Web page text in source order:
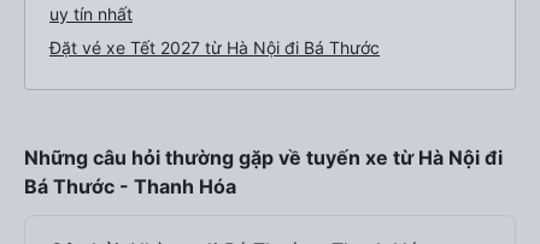
uy tín nhất
Đặt vé xe Tết 2027 từ Hà Nội đi Bá Thước
Những câu hỏi thường gặp về tuyến xe từ Hà Nội đi
Bá Thước - Thanh Hóa